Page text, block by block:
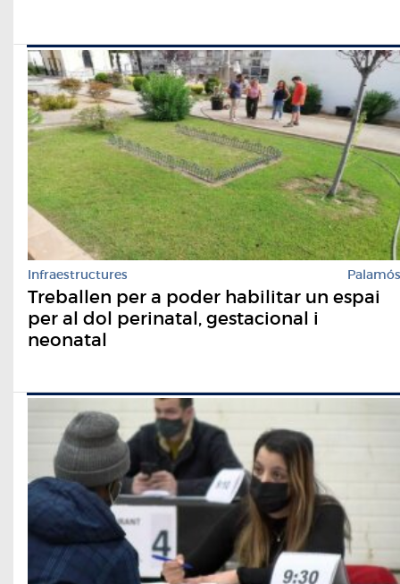
Infraestructures Palamós
Treballen per a poder habilitar un espai
per al dol perinatal, gestacional i
neonatal